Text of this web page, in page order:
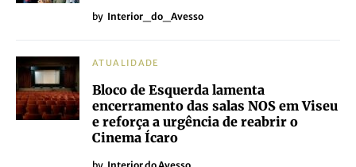
by Interior_do_Avesso
ATUALIDADE
Bloco de Esquerda lamenta
encerramento das salas NOS em Viseu
e reforça a urgência de reabrir o
Cinema Ícaro